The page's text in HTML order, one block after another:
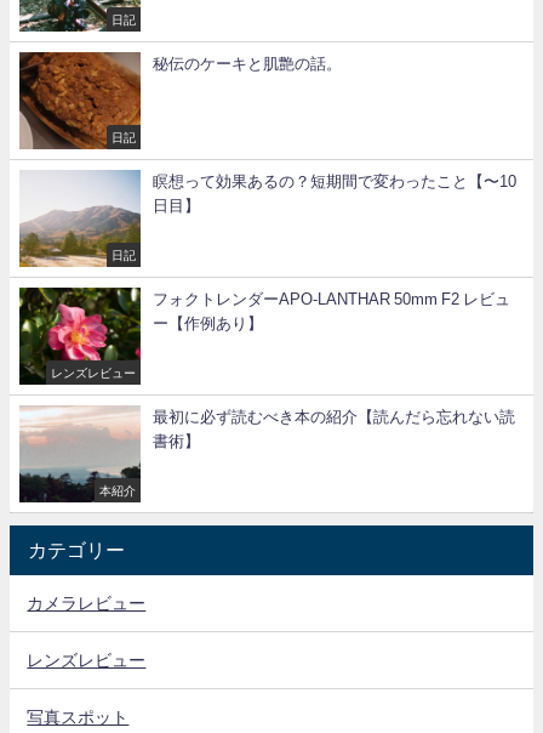
日記
日記
秘伝のケーキと肌艶の話。
日記
瞑想って効果あるの？短期間で変わったこと【〜10
日目】
レンズレビュー
フォクトレンダーAPO-LANTHAR 50mm F2 レビュ
ー【作例あり】
本紹介
最初に必ず読むべき本の紹介【読んだら忘れない読
書術】
カテゴリー
カメラレビュー
レンズレビュー
写真スポット